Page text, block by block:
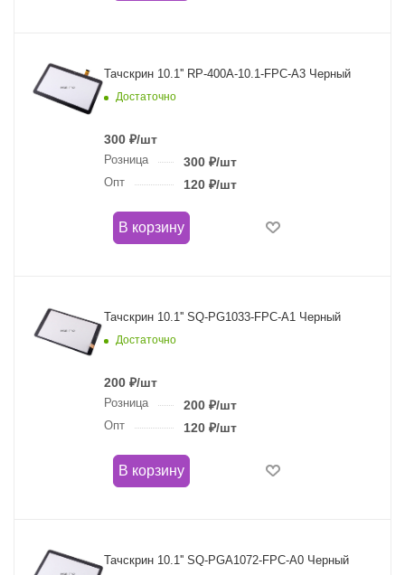
Тачскрин 10.1'' RP-400A-10.1-FPC-A3 Черный
Достаточно
300 ₽/шт
Розница 300₽/шт
Опт 120₽/шт
В корзину
Тачскрин 10.1'' SQ-PG1033-FPC-A1 Черный
Достаточно
200 ₽/шт
Розница 200₽/шт
Опт 120₽/шт
В корзину
Тачскрин 10.1'' SQ-PGA1072-FPC-A0 Черный